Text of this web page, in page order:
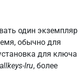
один экземпляр
обычно для
для ключа
allkeys-lru, более